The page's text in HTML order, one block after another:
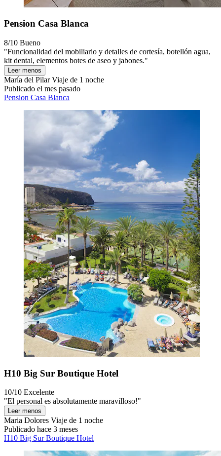
Pension Casa Blanca
8/10 Bueno
"Funcionalidad del mobiliario y detalles de cortesía, botellón agua,
kit dental, elementos botes de aseo y jabones."
Leer menos
María del PilarViaje de 1 noche
Publicado el mes pasado
Pension Casa Blanca
H10 Big Sur Boutique Hotel
10/10 Excelente
"El personal es absolutamente maravilloso!"
Leer menos
Maria Dolores Viaje de 1 noche
Publicado hace 3 meses
H10 Big Sur Boutique Hotel